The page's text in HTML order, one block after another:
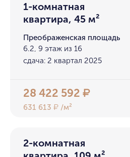
1-комнатная
квартира, 45 м²
Преображенская площадь
6.2, 9 этаж из 16
сдача: 2 квартал 2025
28 422 592₽
631 613₽ /м²
2-комнатная